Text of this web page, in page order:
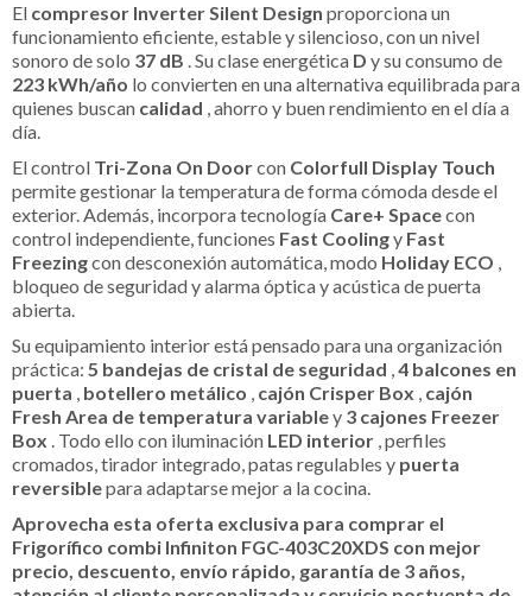
El compresor Inverter Silent Design proporciona un
funcionamiento eficiente, estable y silencioso, con un nivel
sonoro de solo 37 dB . Su clase energética D y su consumo de
223 kWh/año lo convierten en una alternativa equilibrada para
quienes buscan calidad , ahorro y buen rendimiento en el día a
día.
El control Tri-Zona On Doorcon Colorfull Display Touch
permite gestionar la temperatura de forma cómoda desde el
exterior. Además, incorpora tecnología Care+ Spacecon
control independiente, funciones Fast Coolingy Fast
Freezingcon desconexión automática, modo Holiday ECO ,
bloqueo de seguridad y alarma óptica y acústica de puerta
abierta.
Su equipamiento interior está pensado para una organización
práctica: 5 bandejas de cristal de seguridad ,4 balcones en
puerta , botellero metálico , cajón Crisper Box , cajón
Fresh Area de temperatura variabley 3 cajones Freezer
Box . Todo ello con iluminación LED interior , perfiles
cromados, tirador integrado, patas regulables y puerta
reversiblepara adaptarse mejor a la cocina.
Aprovecha esta oferta exclusiva para comprar el
Frigorífico combi Infiniton FGC-403C20XDS con mejor
precio, descuento, envío rápido, garantía de 3 años,